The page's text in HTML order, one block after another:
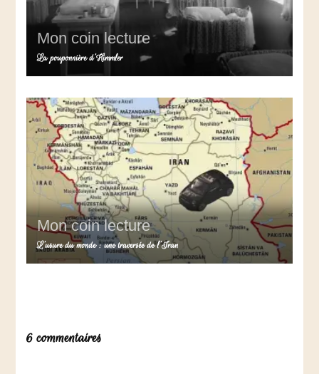
Mon coin lecture
La pouponnière d’Himmler
Mon coin lecture
L’usure du monde : une traversée de l’Iran
6 commentaires